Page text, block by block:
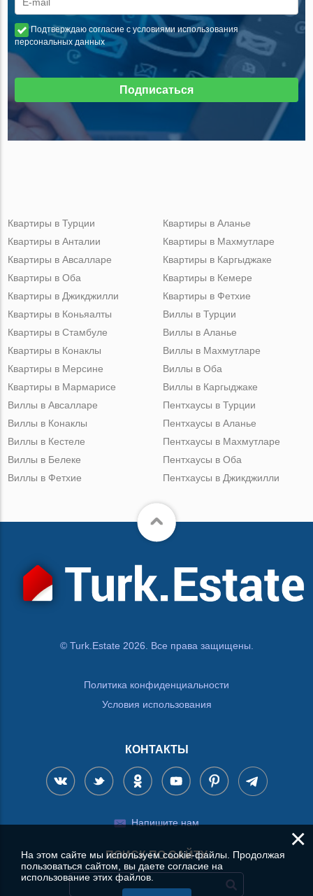
Подтверждаю согласие с условиями использования
персональных данных
Подписаться
Квартиры в Турции
Квартиры в Анталии
Квартиры в Авсалларе
Квартиры в Оба
Квартиры в Джикджилли
Квартиры в Аланье
Квартиры в Махмутларе
Квартиры в Каргыджаке
Квартиры в Кемере
Квартиры в Фетхие
Квартиры в Коньяалты
Квартиры в Стамбуле
Квартиры в Конаклы
Квартиры в Мерсине
Квартиры в Мармарисе
Виллы в Турции
Виллы в Аланье
Виллы в Махмутларе
Виллы в Оба
Виллы в Каргыджаке
Виллы в Авсалларе
Виллы в Конаклы
Виллы в Кестеле
Виллы в Белеке
Виллы в Фетхие
Пентхаусы в Турции
Пентхаусы в Аланье
Пентхаусы в Махмутларе
Пентхаусы в Оба
Пентхаусы в Джикджилли
© Turk.Estate 2026. Все права защищены.
Политика конфиденциальности
Условия использования
КОНТАКТЫ
Напишите нам
ПОИСК ПО САЙТУ
×
На этом сайте мы используем cookie-файлы. Продолжая
пользоваться сайтом, вы даете согласие на
использование этих файлов.